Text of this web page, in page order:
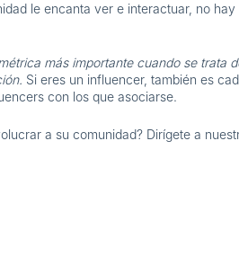
le encanta ver e interactuar, no
más importante cuando se trata
Si eres un influencer, también es
con los que asociarse.
a su comunidad? Dirígete a